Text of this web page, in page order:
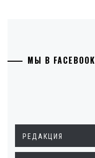
МЫ В FACEBOOK
РЕДАКЦИЯ